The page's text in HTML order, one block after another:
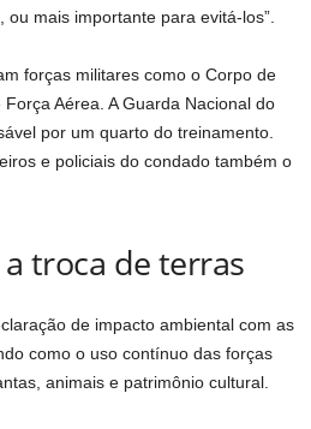
mais importante para evitá-los”.
forças militares como o Corpo de
Aérea. A Guarda Nacional do
por um quarto do treinamento.
e policiais do condado também o
troca de terras
de impacto ambiental com as
como o uso contínuo das forças
animais e patrimônio cultural.